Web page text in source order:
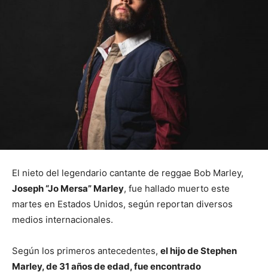
El nieto del legendario cantante de reggae Bob Marley,
Joseph “Jo Mersa” Marley, fue hallado muerto este
martes en Estados Unidos, según reportan diversos
medios internacionales.
Según los primeros antecedentes, el hijo de Stephen
Marley, de 31 años de edad, fue encontrado